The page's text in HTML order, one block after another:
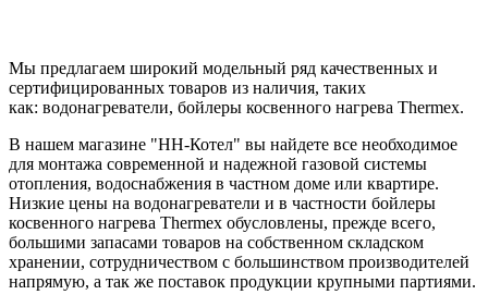
Мы предлагаем широкий модельный ряд качественных и
сертифицированных товаров из наличия, таких
как: водонагреватели, бойлеры косвенного нагрева Thermex.
В нашем магазине "НН-Котел" вы найдете все необходимое
для монтажа современной и надежной газовой системы
отопления, водоснабжения в частном доме или квартире.
Низкие цены на водонагреватели и в частности бойлеры
косвенного нагрева Thermex обусловлены, прежде всего,
большими запасами товаров на собственном складском
хранении, сотрудничеством с большинством производителей
напрямую, а так же поставок продукции крупными партиями.